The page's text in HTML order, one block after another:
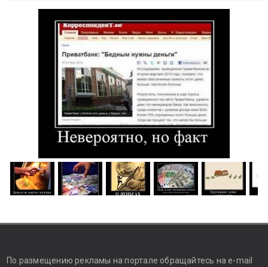
По размещению рекламы на портале обращайтесь на e-mail